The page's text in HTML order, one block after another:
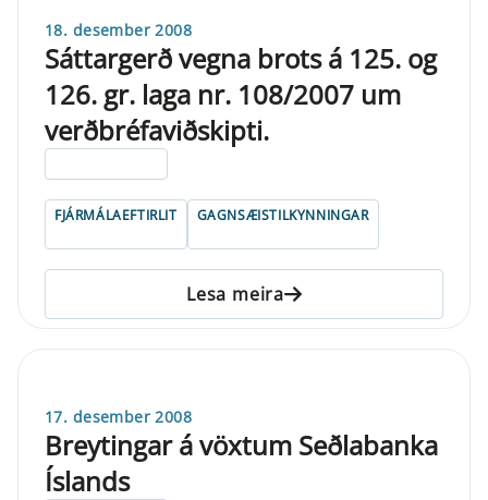
18. desember 2008
Sáttargerð vegna brots á 125. og
126. gr. laga nr. 108/2007 um
verðbréfaviðskipti.
FJÁRMÁLAEFTIRLIT GAGNSÆISTILKYNNINGAR
Lesa meira
17. desember 2008
Breytingar á vöxtum Seðlabanka
Íslands